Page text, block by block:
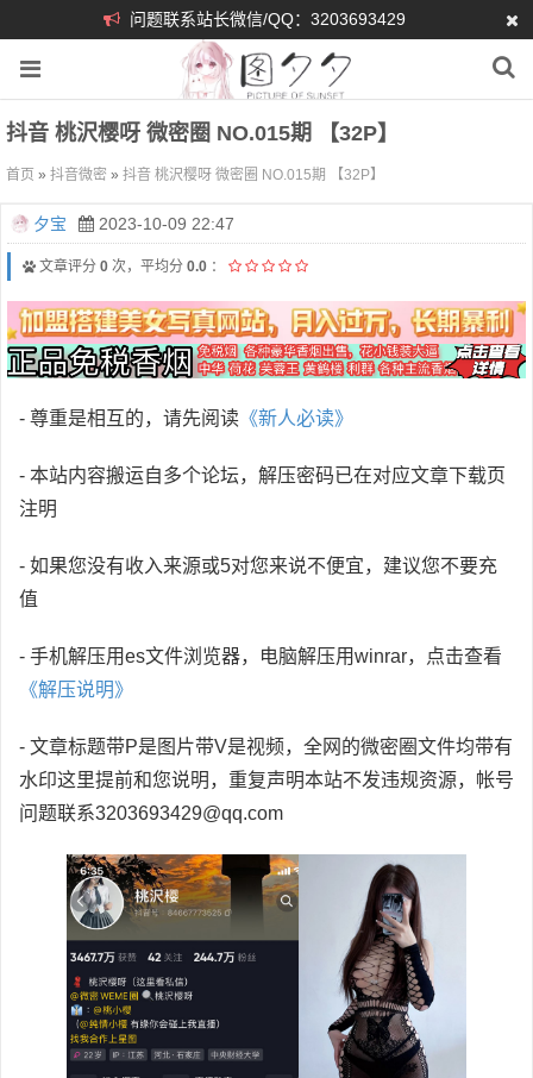
问题联系站长微信/QQ：3203693429
抖音 桃沢樱呀 微密圈 NO.015期 【32P】
首页 » 抖音微密 » 抖音 桃沢樱呀 微密圈 NO.015期 【32P】
夕宝 2023-10-09 22:47
文章评分 0 次，平均分 0.0 ：
- 尊重是相互的，请先阅读 《新人必读》
- 本站内容搬运自多个论坛，解压密码已在对应文章下载页
注明
- 如果您没有收入来源或5对您来说不便宜，建议您不要充
值
- 手机解压用es文件浏览器，电脑解压用winrar，点击查看
《解压说明》
- 文章标题带P是图片带V是视频，全网的微密圈文件均带有
水印这里提前和您说明，重复声明本站不发违规资源，帐号
问题联系3203693429@qq.com